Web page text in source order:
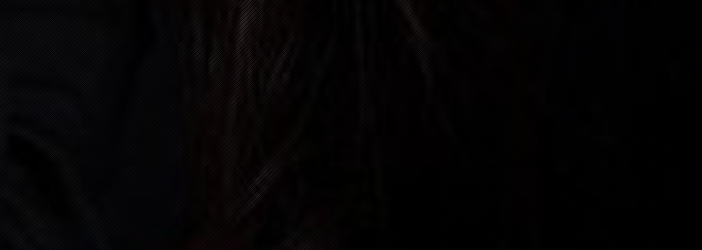
FEBRUAR, 2027
03:00 P.M.
JUNI, 2027
05:30 P.M.
JUNI, 2027